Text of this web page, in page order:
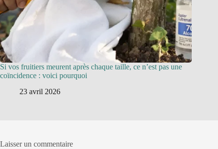
Si vos fruitiers meurent après chaque taille, ce n’est pas une
coïncidence : voici pourquoi
23 avril 2026
Laisser un commentaire